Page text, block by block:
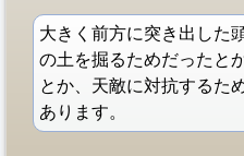
大きく前方に突き出した
の土を掘るためだったと
とか、天敵に対抗するた
あります。